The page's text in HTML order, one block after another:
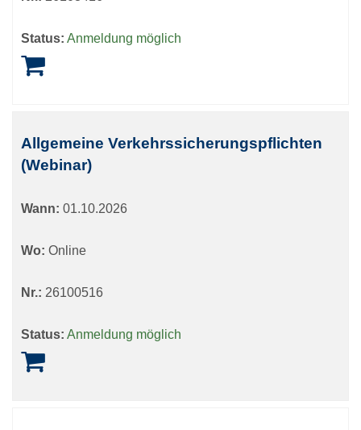
Status: Anmeldung möglich
Allgemeine Verkehrssicherungspflichten
(Webinar)
Wann: 01.10.2026
Wo: Online
Nr.: 26100516
Status: Anmeldung möglich